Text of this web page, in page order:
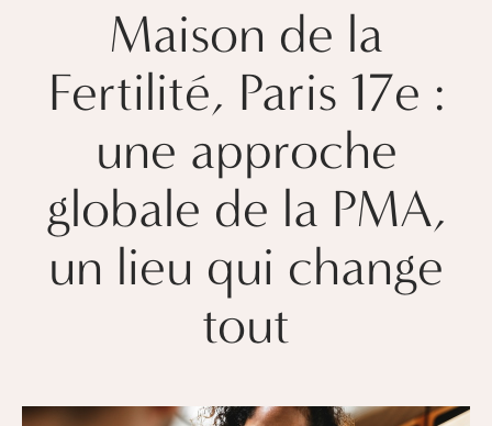
Maison de la
Fertilité, Paris 17e :
une approche
globale de la PMA,
un lieu qui change
tout